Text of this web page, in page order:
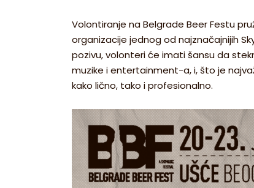
Volontiranje na Belgrade Beer Festu
organizacije jednog od najznačajnijih
pozivu, volonteri će imati šansu da
muzike i entertainment-a, i, što je
kako lično, tako i profesionalno.